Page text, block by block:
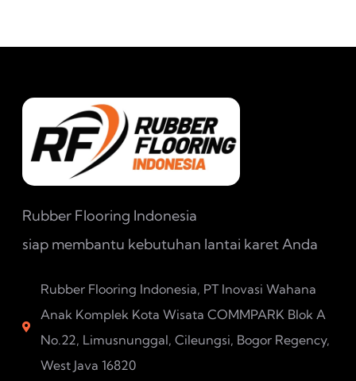
Rubber Flooring Indonesia
siap membantu kebutuhan lantai karet Anda
Rubber Flooring Indonesia, PT Inovasi Wahana
Anak Komplek Kota Wisata COMMPARK Blok A
No.22, Limusnunggal, Cileungsi, Bogor Regency,
West Java 16820